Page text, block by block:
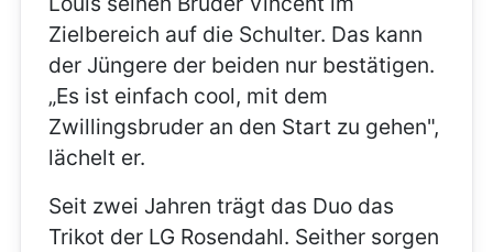
Zielbereich auf die Schulter. Das kann
der Jüngere der beiden nur bestätigen.
„Es ist einfach cool, mit dem
Zwillingsbruder an den Start zu gehen",
lächelt er.
Seit zwei Jahren trägt das Duo das
Trikot der LG Rosendahl. Seither sorgen